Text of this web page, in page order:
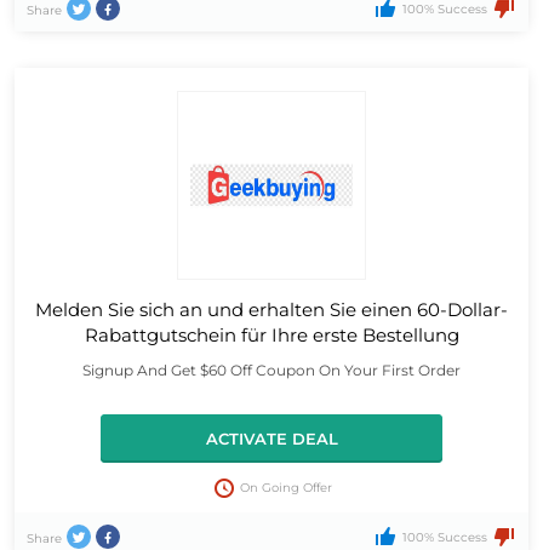
Share 100% Success
Melden Sie sich an und erhalten Sie einen 60-Dollar-
Rabattgutschein für Ihre erste Bestellung
Signup And Get $60 Off Coupon On Your First Order
ACTIVATE DEAL
On Going Offer
Share 100% Success